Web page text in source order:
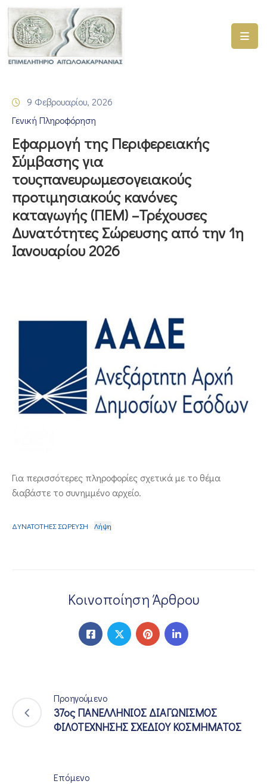
ΑΡΧΙΚΗ
ΓΕΜΗ
–
ΠΡΟΓΡΑΜΜΑΤΑ
ΕΠΙΜΕΛΗΤΗΡΙΟΥ
ΣΥΜΜΕΤΟΧΗ
ΣΕ
ΕΤΑΙΡΕΙΕΣ
ΕΠΙΚΑΙΡΟΤΗΤΑ
9 Φεβρουαρίου, 2026
Γενική Πληροφόρηση
Εφαρμογή της Περιφερειακής
Σύμβασης για
τουςπανευρωμεσογειακούς
προτιμησιακούς κανόνες
καταγωγής (ΠΕΜ) –Τρέχουσες
Δυνατότητες Σώρευσης από την 1η
Ιανουαρίου 2026
Για περισσότερες πληροφορίες σχετικά με το θέμα
διαβάστε το συνημμένο αρχείο.
ΔΥΝΑΤΟΤΗΕΣ ΣΩΡΕΥΣΗ Λήψη
Κοινοποίηση Άρθρου
Προηγούμενο
37ος ΠΑΝΕΛΛΗΝΙΟΣ ΔΙΑΓΩΝΙΣΜΟΣ
ΦΙΛΟΤΕΧΝΗΣΗΣ ΣΧΕΔΙΟΥ ΚΟΣΜΗΜΑΤΟΣ
Επόμενο